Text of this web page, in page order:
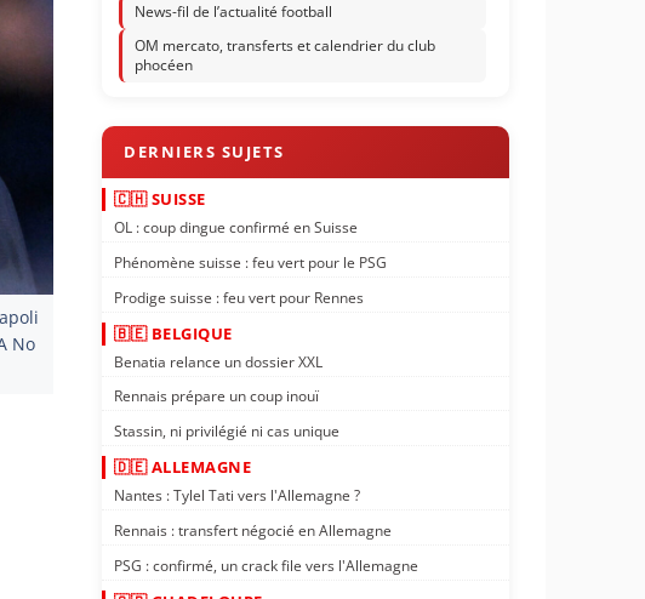
No
News-fil de l’actualité football
OM mercato, transferts et calendrier du club
phocéen
🇨🇭 SUISSE
OL : coup dingue confirmé en Suisse
Phénomène suisse : feu vert pour le PSG
Prodige suisse : feu vert pour Rennes
🇧🇪 BELGIQUE
Benatia relance un dossier XXL
Rennais prépare un coup inouï
Stassin, ni privilégié ni cas unique
🇩🇪 ALLEMAGNE
Nantes : Tylel Tati vers l'Allemagne ?
Rennais : transfert négocié en Allemagne
PSG : confirmé, un crack file vers l'Allemagne